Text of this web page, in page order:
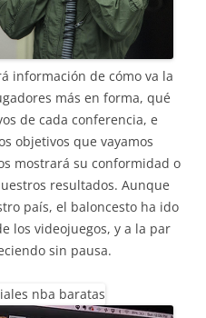
información de cómo va la
más en forma, qué
de cada conferencia, e
objetivos que vayamos
mostrará su conformidad o
resultados. Aunque
país, el baloncesto ha ido
los videojuegos, y a la par
sin pausa.